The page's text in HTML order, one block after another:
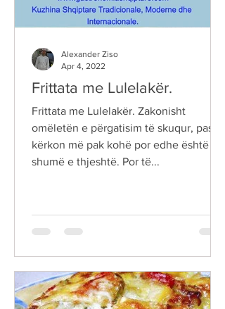
Frittata me Lulelakër.
Frittata me Lulelakër. Zakonisht
omëletën e përgatisim të skuqur, pasi
kërkon më pak kohë por edhe është
shumë e thjeshtë. Por të...
Alexander Ziso
Apr 4, 2022